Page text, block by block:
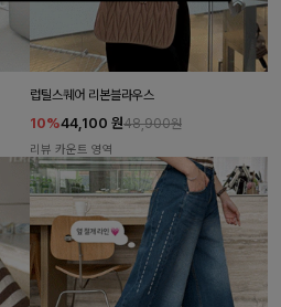
럽틸스퀘어 리본블라우스
10%44,100 원48,900원
리뷰 카운트 영역